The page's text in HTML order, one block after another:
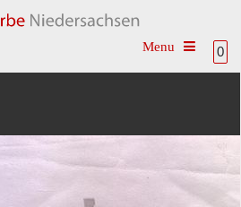
0
Toggle